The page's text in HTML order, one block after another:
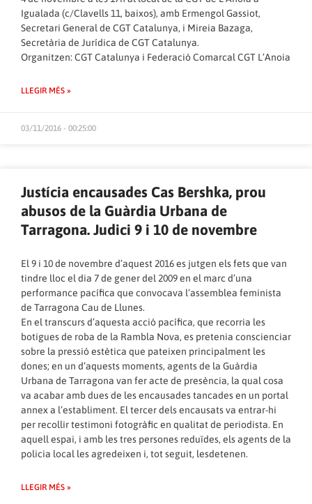
Igualada (c/Clavells 11, baixos), amb Ermengol Gassiot,
Secretari General de CGT Catalunya, i Mireia Bazaga,
Secretària de Jurídica de CGT Catalunya.
Organitzen: CGT Catalunya i Federació Comarcal CGT L’Anoia
LLEGIR MÉS »
03/11/2016 - 00:25:00
Justícia encausades Cas Bershka, prou
abusos de la Guàrdia Urbana de
Tarragona. Judici 9 i 10 de novembre
El 9 i 10 de novembre d’aquest 2016 es jutgen els fets que van
tindre lloc el dia 7 de gener del 2009 en el marc d’una
performance pacífica que convocava l’assemblea feminista
de Tarragona Cau de Llunes.
En el transcurs d’aquesta acció pacífica, que recorria les
botigues de roba de la Rambla Nova, es pretenia conscienciar
sobre la pressió estètica que pateixen principalment les
dones; en un d’aquests moments, agents de la Guàrdia
Urbana de Tarragona van fer acte de presència, la qual cosa
va acabar amb dues de les encausades tancades en un portal
annex a l’establiment. El tercer dels encausats va entrar-hi
per recollir testimoni fotogràfic en qualitat de periodista. En
aquell espai, i amb les tres persones reduïdes, els agents de la
policia local les agredeixen i, tot seguit, lesdetenen.
LLEGIR MÉS »